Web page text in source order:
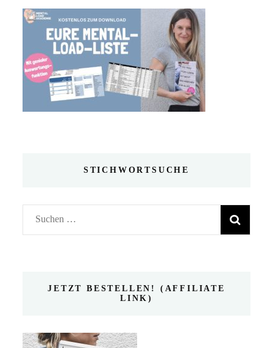
STICHWORTSUCHE
Suchen
nach:
JETZT BESTELLEN! (AFFILIATE
LINK)